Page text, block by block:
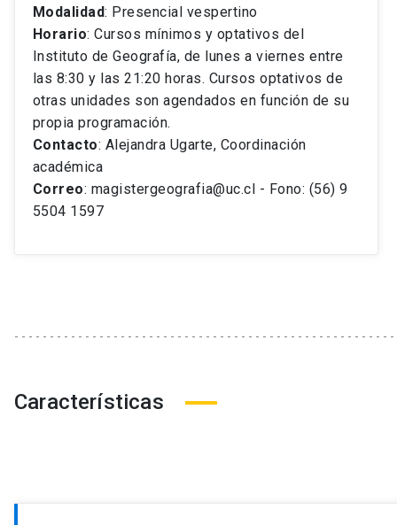
Modalidad: Presencial vespertino
Horario: Cursos mínimos y optativos del
Instituto de Geografía, de lunes a viernes entre
las 8:30 y las 21:20 horas. Cursos optativos de
otras unidades son agendados en función de su
propia programación.
Contacto: Alejandra Ugarte, Coordinación
académica
Correo: magistergeografia@uc.cl - Fono: (56) 9
5504 1597
Características